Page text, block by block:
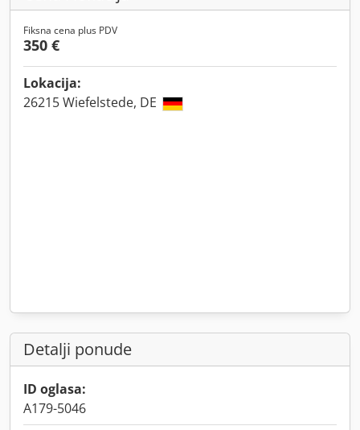
Fiksna cena plus PDV
350 €
Lokacija:
26215 Wiefelstede, DE
Detalji ponude
ID oglasa:
A179-5046